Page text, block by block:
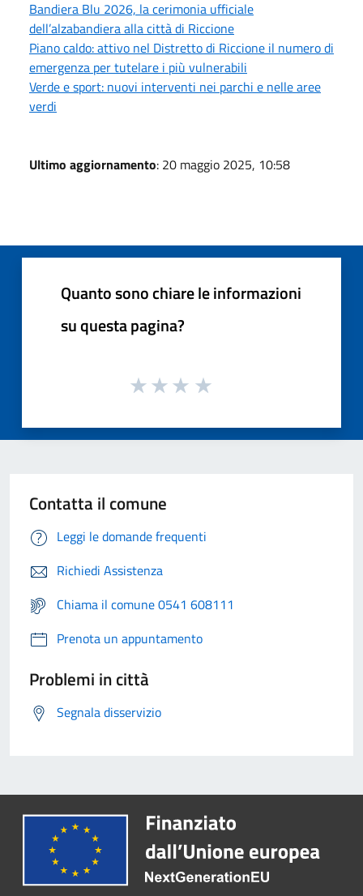
Bandiera Blu 2026, la cerimonia ufficiale
dell’alzabandiera alla città di Riccione
Piano caldo: attivo nel Distretto di Riccione il numero di
emergenza per tutelare i più vulnerabili
Verde e sport: nuovi interventi nei parchi e nelle aree
verdi
Ultimo aggiornamento: 20 maggio 2025, 10:58
Quanto sono chiare le informazioni
su questa pagina?
Contatta il comune
Leggi le domande frequenti
Richiedi Assistenza
Chiama il comune 0541 608111
Prenota un appuntamento
Problemi in città
Segnala disservizio